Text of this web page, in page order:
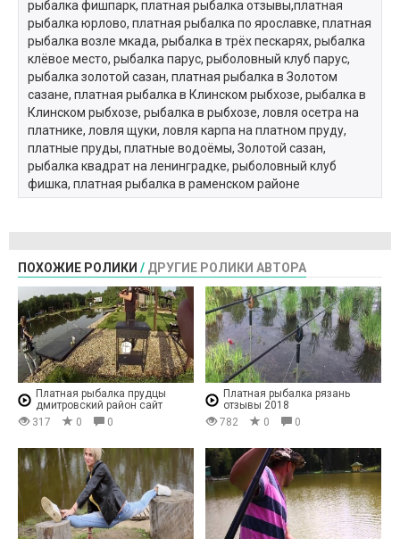
рыбалка фишпарк, платная рыбалка отзывы,платная
рыбалка юрлово, платная рыбалка по ярославке, платная
рыбалка возле мкада, рыбалка в трёх пескарях, рыбалка
клёвое место, рыбалка парус, рыболовный клуб парус,
рыбалка золотой сазан, платная рыбалка в Золотом
сазане, платная рыбалка в Клинском рыбхозе, рыбалка в
Клинском рыбхозе, рыбалка в рыбхозе, ловля осетра на
платнике, ловля щуки, ловля карпа на платном пруду,
платные пруды, платные водоёмы, Золотой сазан,
рыбалка квадрат на ленинградке, рыболовный клуб
фишка, платная рыбалка в раменском районе
ПОХОЖИЕ РОЛИКИ / ДРУГИЕ РОЛИКИ АВТОРА
Платная рыбалка прудцы
дмитровский район сайт
317
0 0
Платная рыбалка рязань
отзывы 2018
782
0 0